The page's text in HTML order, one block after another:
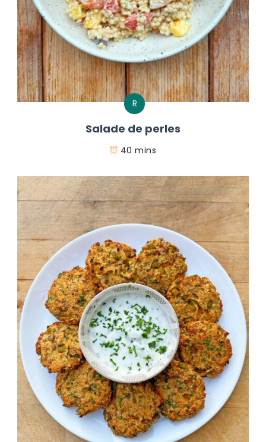
R
Salade de perles
40 mins